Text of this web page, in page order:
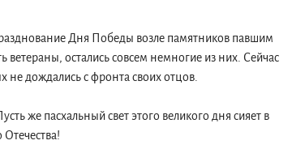
Дня Победы возле памятников павшим
остались совсем немногие из них. Сейчас
не дождались с фронта своих отцов.
же пасхальный свет этого великого дня сияет в
Отечества!